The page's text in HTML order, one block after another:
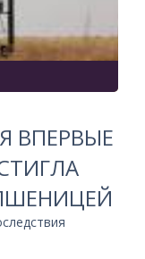
ВПЕРВЫЕ